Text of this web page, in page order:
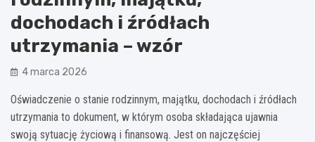
dochodach i źródłach
utrzymania – wzór
4 marca 2026
Oświadczenie o stanie rodzinnym, majątku, dochodach i źródłach
utrzymania to dokument, w którym osoba składająca ujawnia
swoją sytuację życiową i finansową. Jest on najczęściej